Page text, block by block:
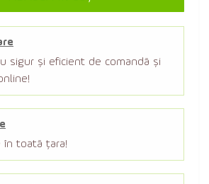
sigur şi eficient de comandă şi
în toată țara!